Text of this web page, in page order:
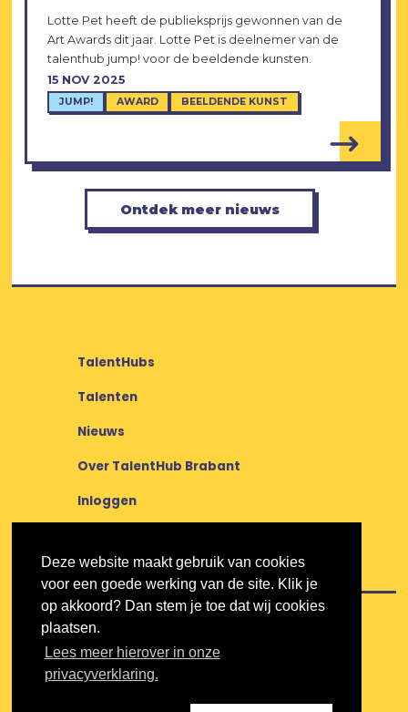
Deze website maakt gebruik van cookies
voor een goede werking van de site. Klik je
op akkoord? Dan stem je toe dat wij cookies
plaatsen.
Lees meer hierover in onze
privacyverklaring.
15 NOV 2025
JUMP! AWARD BEELDENDE KUNST
Lotte Pet heeft de publieksprijs gewonnen van de
Art Awards dit jaar. Lotte Pet is deelnemer van de
talenthub jump! voor de beeldende kunsten.
Ontdek meer nieuws
TalentHubs
Talenten
Nieuws
Over TalentHub Brabant
Inloggen